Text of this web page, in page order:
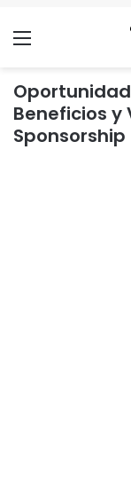
Menu
Beneficios y
Sponsorship